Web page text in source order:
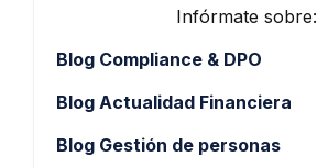
Infórmate sobre:
Blog Compliance & DPO
Blog Actualidad Financiera
Blog Gestión de personas